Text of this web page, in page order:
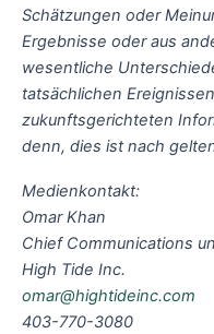
Schätzungen oder
Ergebnisse oder aus
wesentliche
tatsächlichen
zukunftsgerichteten
denn, dies ist nach
Medienkontakt:
Omar Khan
Chief Communications
High Tide Inc.
omar@hightideinc.com
403-770-3080